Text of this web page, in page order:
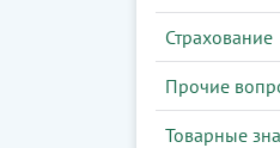
Страхование
Прочие
Товарные